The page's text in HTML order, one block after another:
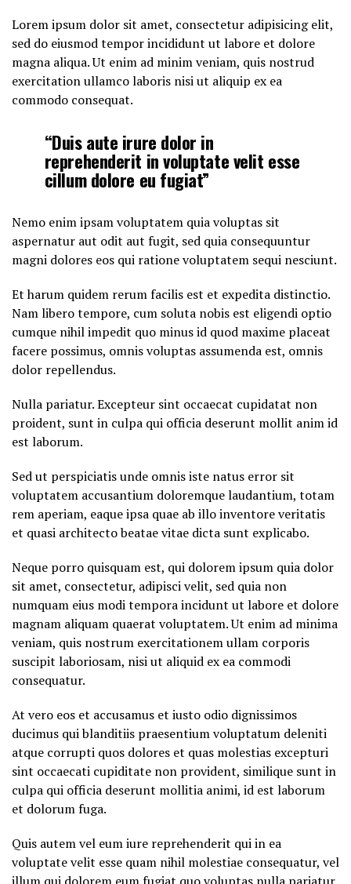
Lorem ipsum dolor sit amet, consectetur adipisicing elit,
sed do eiusmod tempor incididunt ut labore et dolore
magna aliqua. Ut enim ad minim veniam, quis nostrud
exercitation ullamco laboris nisi ut aliquip ex ea
commodo consequat.
“Duis aute irure dolor in
reprehenderit in voluptate velit esse
cillum dolore eu fugiat”
Nemo enim ipsam voluptatem quia voluptas sit
aspernatur aut odit aut fugit, sed quia consequuntur
magni dolores eos qui ratione voluptatem sequi nesciunt.
Et harum quidem rerum facilis est et expedita distinctio.
Nam libero tempore, cum soluta nobis est eligendi optio
cumque nihil impedit quo minus id quod maxime placeat
facere possimus, omnis voluptas assumenda est, omnis
dolor repellendus.
Nulla pariatur. Excepteur sint occaecat cupidatat non
proident, sunt in culpa qui officia deserunt mollit anim id
est laborum.
Sed ut perspiciatis unde omnis iste natus error sit
voluptatem accusantium doloremque laudantium, totam
rem aperiam, eaque ipsa quae ab illo inventore veritatis
et quasi architecto beatae vitae dicta sunt explicabo.
Neque porro quisquam est, qui dolorem ipsum quia dolor
sit amet, consectetur, adipisci velit, sed quia non
numquam eius modi tempora incidunt ut labore et dolore
magnam aliquam quaerat voluptatem. Ut enim ad minima
veniam, quis nostrum exercitationem ullam corporis
suscipit laboriosam, nisi ut aliquid ex ea commodi
consequatur.
At vero eos et accusamus et iusto odio dignissimos
ducimus qui blanditiis praesentium voluptatum deleniti
atque corrupti quos dolores et quas molestias excepturi
sint occaecati cupiditate non provident, similique sunt in
culpa qui officia deserunt mollitia animi, id est laborum
et dolorum fuga.
Quis autem vel eum iure reprehenderit qui in ea
voluptate velit esse quam nihil molestiae consequatur, vel